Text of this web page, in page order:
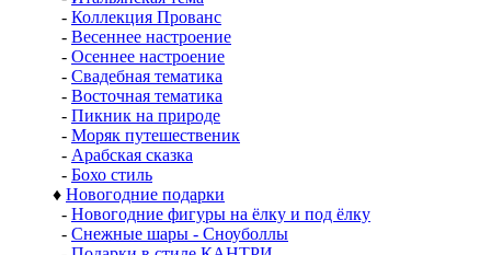
- Коллекция Прованс
- Весеннее настроение
- Осеннее настроение
- Свадебная тематика
- Восточная тематика
- Пикник на природе
- Моряк путешественик
- Арабская сказка
- Бохо стиль
♦ Новогодние подарки
- Новогодние фигуры на ёлку и под ёлку
- Снежные шары - Сноуболлы